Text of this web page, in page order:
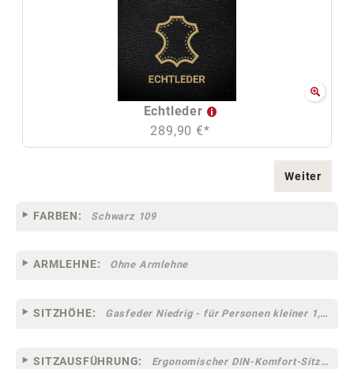
Echtleder
289,90 €*
Weiter
FARBEN: Schwarz 109
ARMLEHNE: Ohne Armlehne
SITZHÖHE: Gasfeder Niedrig - für Personen kleiner 1,60 m
SITZAUSFÜHRUNG: Ergonomischer DIN-Komfort-Sitz [75]